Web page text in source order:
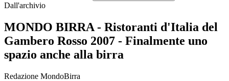
Dall'archivio
MONDO BIRRA - Ristoranti d'Italia del
Gambero Rosso 2007 - Finalmente uno
spazio anche alla birra
Redazione MondoBirra